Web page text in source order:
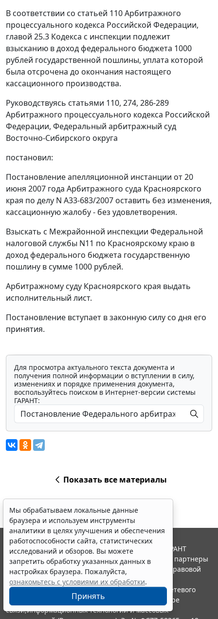
В соответствии со статьей 110Арбитражного
процессуального кодекса Российской Федерации,
главой 25.3 Кодекса с инспекции подлежит
взысканию в доход федерального бюджета 1000
рублей государственной пошлины, уплата которой
была отсрочена до окончания настоящего
кассационного производства.
Руководствуясь статьями 110, 274, 286-289
Арбитражного процессуального кодекса Российской
Федерации, Федеральный арбитражный суд
Восточно-Сибирского округа
постановил:
Постановление апелляционной инстанции от 20
июня 2007 года Арбитражного суда Красноярского
края по делу N А33-683/2007 оставить без изменения,
кассационную жалобу - без удовлетворения.
Взыскать с Межрайонной инспекции Федеральной
налоговой службы N11 по Красноярскому краю в
доход федерального бюджета государственную
пошлину в сумме 1000 рублей.
Арбитражному суду Красноярского края выдать
исполнительный лист.
Постановление вступает в законную силу со дня его
принятия.
Для просмотра актуального текста документа и
получения полной информации о вступлении в силу,
изменениях и порядке применения документа,
воспользуйтесь поиском в Интернет-версии системы
ГАРАНТ:
Показать все материалы
Мы обрабатываем локальные данные
браузера и используем инструменты
аналитики в целях улучшения и обеспечения
работоспособности сайта, статистических
исследований и обзоров. Вы можете
запретить обработку указанных данных в
настройках браузера. Пожалуйста,
ознакомьтесь с условиями их обработки.
Принять
© ООО "НПП "ГАРАНТ-СЕРВИС", 2026. Система ГАРАНТ
выпускается с 1990 года. Компания "Гарант" и ее партнеры
являются участниками Российской ассоциации правовой
информации ГАРАНТ.
Портал ГАРАНТ.РУ зарегистрирован в качестве сетевого
издания Федеральной службой по надзору в сфере
связи,информационных технологий и массовых